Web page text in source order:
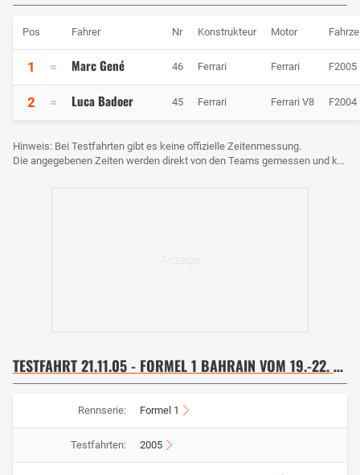
Pos Fahrer Nr Konstrukteur Motor
1 Marc Gené 46 Ferrari Ferrari F2005
2 Luca Badoer 45 Ferrari Ferrari V8 F2004
Hinweis: Bei Testfahrten gibt es keine offizielle Zeitenmessung.
Die angegebenen Zeiten werden direkt von den Teams gemessen und können voneinander abweichen.
TESTFAHRT 21.11.05 - FORMEL 1 BAHRAIN VOM 19.-22. NOVEMBER
Rennserie: Formel 1
Testfahrten: 2005